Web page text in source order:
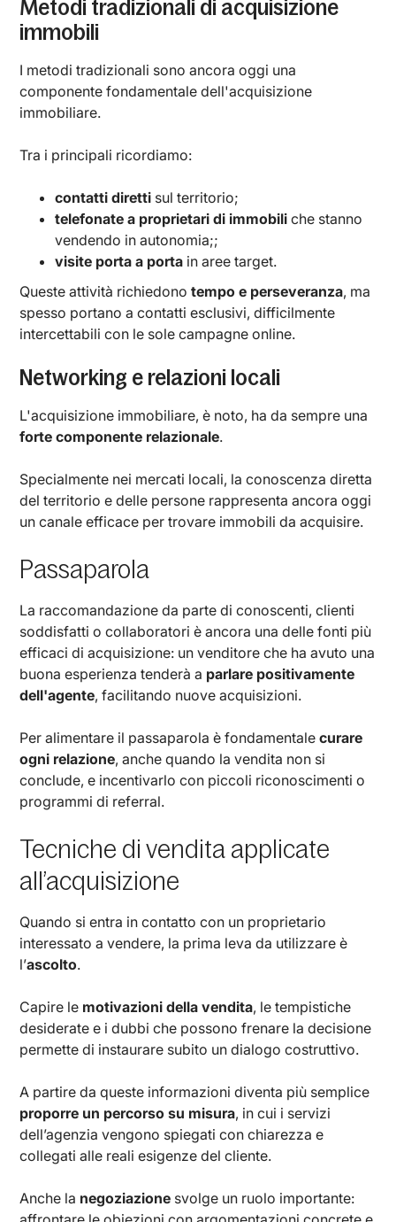
Metodi tradizionali di acquisizione
immobili
I metodi tradizionali sono ancora oggi una
componente fondamentale dell'acquisizione
immobiliare.
Tra i principali ricordiamo:
contatti diretti sul territorio;
telefonate a proprietari di immobiliche stanno
vendendo in autonomia;;
visite porta a porta in aree target.
Queste attività richiedonotempo e perseveranza, ma
spesso portano a contatti esclusivi, difficilmente
intercettabili con le sole campagne online.
Networking e relazioni locali
L'acquisizione immobiliare, è noto, ha da sempre una
forte componente relazionale.
Specialmente nei mercati locali, la conoscenza diretta
del territorio e delle persone rappresenta ancora oggi
un canale efficace per trovare immobili da acquisire.
Passaparola
La raccomandazione da parte di conoscenti, clienti
soddisfatti o collaboratori è ancora una delle fonti più
efficaci di acquisizione: un venditore che ha avuto una
buona esperienza tenderà a parlare positivamente
dell'agente, facilitando nuove acquisizioni.
Per alimentare il passaparola è fondamentalecurare
ogni relazione, anche quando la vendita non si
conclude, e incentivarlo con piccoli riconoscimenti o
programmi di referral.
Tecniche di vendita applicate
all’acquisizione
Quando si entra in contatto con un proprietario
interessato a vendere, la prima leva da utilizzare è
l’ascolto.
Capire le motivazioni della vendita, le tempistiche
desiderate e i dubbi che possono frenare la decisione
permette di instaurare subito un dialogo costruttivo.
A partire da queste informazioni diventa più semplice
proporre un percorso su misura, in cui i servizi
dell’agenzia vengono spiegati con chiarezza e
collegati alle reali esigenze del cliente.
Anche la negoziazione svolge un ruolo importante: